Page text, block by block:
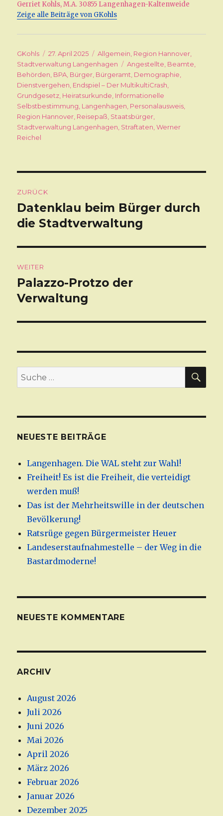
Gerriet Kohls, M.A. 30855 Langenhagen-Kaltenweide
Zeige alle Beiträge von GKohls
Autor
GKohls
Veröffentlicht
am
27. April 2025 Kategorien
Allgemein, Region Hannover,
Stadtverwaltung Langenhagen
Schlagwörter
Angestellte, Beamte,
Behörden, BPA, Bürger, Bürgeramt, Demographie,
Dienstvergehen, Endspiel – Der MultikultiCrash,
Grundgesetz, Heiratsurkunde, Informationelle
Selbstbestimmung, Langenhagen, Personalausweis,
Region Hannover, Reisepaß, Staatsbürger,
Stadtverwaltung Langenhagen, Straftaten,Werner
Reichel
ZURÜCK
Vorheriger
Beitrag:
Datenklau beim Bürger durch
die Stadtverwaltung
WEITER
Nächster
Beitrag:
Palazzo-Protzo der
Verwaltung
Suche
nach:
NEUESTE BEITRÄGE
Langenhagen. Die WAL steht zur Wahl!
Freiheit! Es ist die Freiheit, die verteidigt
werden muß!
Das ist der Mehrheitswille in der deutschen
Bevölkerung!
Ratsrüge gegen Bürgermeister Heuer
Landeserstaufnahmestelle – der Weg in die
Bastardmoderne!
NEUESTE KOMMENTARE
ARCHIV
August 2026
Juli 2026
Juni 2026
Mai 2026
April 2026
März 2026
Februar 2026
Januar 2026
Dezember 2025